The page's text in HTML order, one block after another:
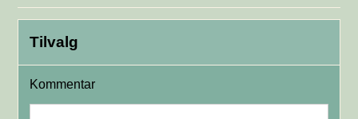
Tilvalg
Kommentar